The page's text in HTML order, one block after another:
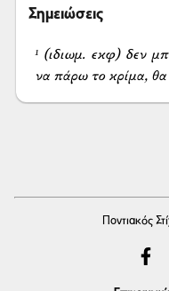
Σημειώσεις
¹ (ιδιωμ. εκφ) δεν
να πάρω το κρίμα,
Ποντιακός